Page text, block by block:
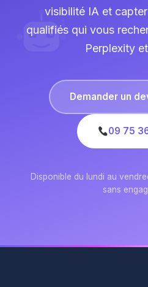
visibilité IA et
qualifiés qui vous
Perplexity
Demander un
09 75
Disponible du lundi au
sans